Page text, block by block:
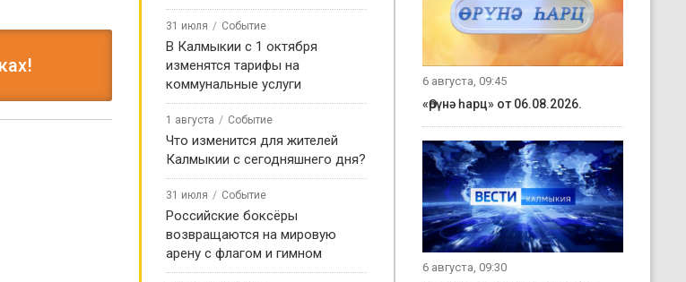
31 июля Событие
В Калмыкии с 1 октября
изменятся тарифы на
коммунальные услуги
1 августа Событие
Что изменится для жителей
Калмыкии с сегодняшнего дня?
31 июля Событие
Российские боксёры
возвращаются на мировую
арену с флагом и гимном
6 августа, 09:45
«Өрүнә һарц» от 06.08.2026.
6 августа, 09:30